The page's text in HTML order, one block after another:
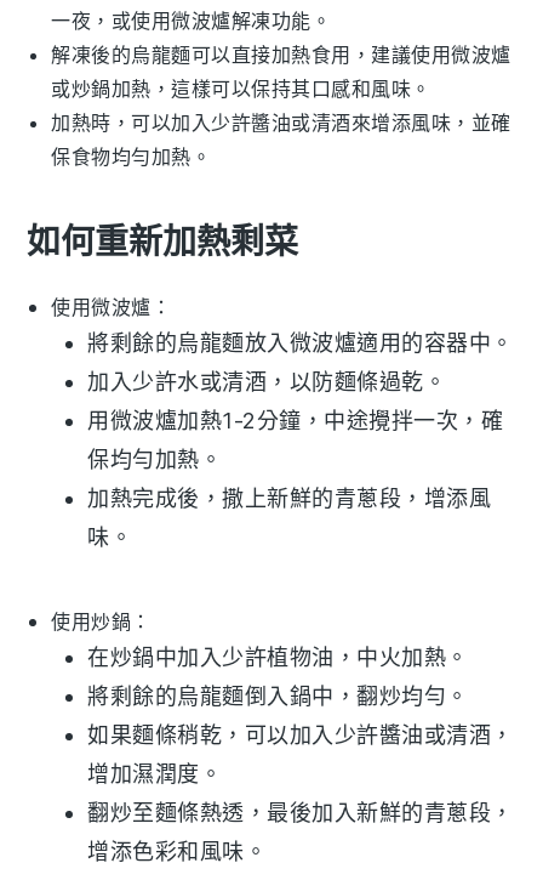
一夜，或使用微波爐解凍功能。
解凍後的烏龍麵可以直接加熱食用，建議使用微波爐
或炒鍋加熱，這樣可以保持其口感和風味。
加熱時，可以加入少許醬油或清酒來增添風味，並確
保食物均勻加熱。
如何重新加熱剩菜
使用微波爐：
將剩餘的烏龍麵放入微波爐適用的容器中。
加入少許水或清酒 ，以防麵條過乾。
用微波爐加熱1-2分鐘，中途攪拌一次，確
保均勻加熱。
加熱完成後，撒上新鮮的青蔥段，增添風
味。
使用炒鍋：
在炒鍋中加入少許植物油 ，中火加熱。
將剩餘的烏龍麵倒入鍋中，翻炒均勻。
如果麵條稍乾，可以加入少許醬油或清酒 ，
增加濕潤度。
翻炒至麵條熱透，最後加入新鮮的青蔥段，
增添色彩和風味。